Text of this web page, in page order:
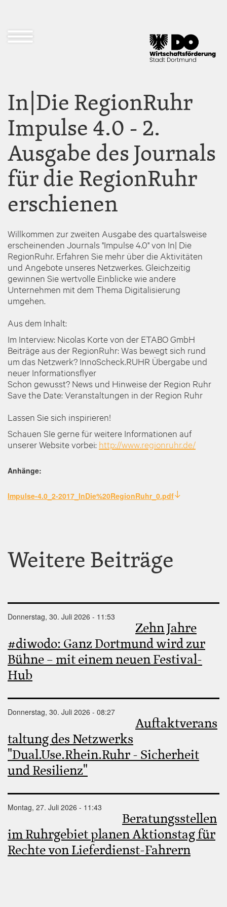
Navigation
In|Die RegionRuhr
Impulse 4.0 - 2.
Ausgabe des Journals
für die RegionRuhr
erschienen
Willkommen zur zweiten Ausgabe des quartalsweise
erscheinenden Journals "Impulse 4.0" von In| Die
RegionRuhr. Erfahren Sie mehr über die Aktivitäten
und Angebote unseres Netzwerkes. Gleichzeitig
gewinnen Sie wertvolle Einblicke wie andere
Unternehmen mit dem Thema Digitalisierung
umgehen.
Aus dem Inhalt:
Im Interview: Nicolas Korte von der ETABO GmbH
Beiträge aus der RegionRuhr: Was bewegt sich rund
um das Netzwerk? InnoScheck.RUHR Übergabe und
neuer Informationsflyer
Schon gewusst? News und Hinweise der Region Ruhr
Save the Date: Veranstaltungen in der Region Ruhr
Lassen Sie sich inspirieren!
Schauen SIe gerne für weitere Informationen auf
unserer Website vorbei: http://www.regionruhr.de/
Anhänge:
Impulse-4.0_2-2017_InDie%20RegionRuhr_0.pdf
Weitere Beiträge
Donnerstag, 30. Juli 2026 - 11:53
Zehn Jahre
#diwodo: Ganz Dortmund wird zur
Bühne – mit einem neuen Festival-
Hub
Donnerstag, 30. Juli 2026 - 08:27
Auftaktverans
taltung des Netzwerks
"Dual.Use.Rhein.Ruhr - Sicherheit
und Resilienz"
Montag, 27. Juli 2026 - 11:43
Beratungsstellen
im Ruhrgebiet planen Aktionstag für
Rechte von Lieferdienst-Fahrern